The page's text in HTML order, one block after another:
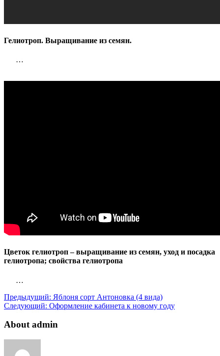
Гелиотроп. Выращивание из семян.
…
Цветок гелиотроп – выращивание из семян, уход и посадка
гелиотропа; свойства гелиотропа
…
Предыдущий: Яблоня сорт Антоновка (4 вида)
Следующий: Оформление кабинета к новому году
About admin